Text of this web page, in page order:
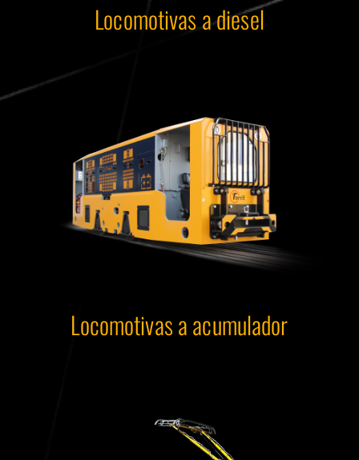
Locomotivas a diesel
Locomotivas a acumulador